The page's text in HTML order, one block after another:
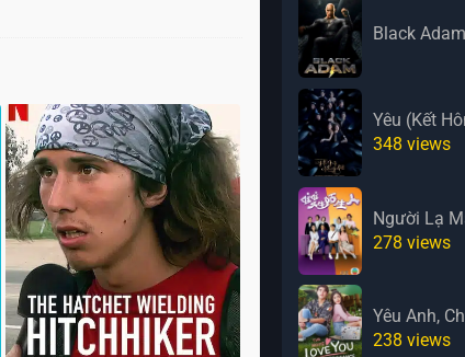
Black Adam
Yêu (Kết
348 views
Người Lạ
278 views
Yêu Anh,
238 views